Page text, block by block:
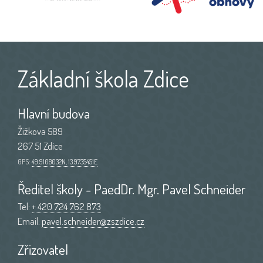
Základní škola Zdice
Hlavní budova
Žižkova 589
267 51 Zdice
GPS: 49.9108032N, 13.9735451E
Ředitel školy - PaedDr. Mgr. Pavel Schneider
Tel:+ 420 724 762 873
Email:pavel.schneider@zszdice.cz
Zřizovatel